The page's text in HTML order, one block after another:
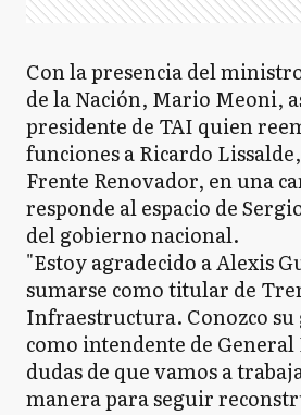
Con la presencia del
de la Nación, Mario Meoni,
presidente de TAI quien
funciones a Ricardo
Frente Renovador, en una
responde al espacio de
del gobierno nacional.
"Estoy agradecido a Alexis
sumarse como titular de
Infraestructura. Conozco
como intendente de
dudas de que vamos a
manera para seguir